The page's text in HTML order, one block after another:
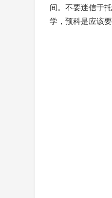
间。不要迷信于
学，预科是应该